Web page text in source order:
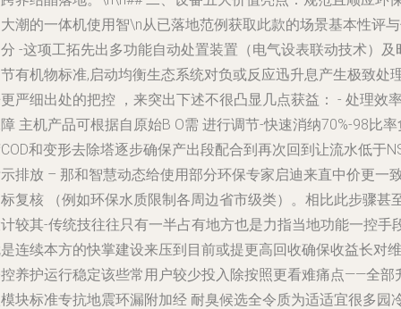
潮的一体机使用智\n从已落地范例获取此款的场景基本性评
-这项工拓先出多功能自动处置装置（电气设表联动技术）及
有机物标准,启动均衡生态系统对负或反应迅升息产生极致处
严细出处的把控 ，来突出下述不很凸显几点获益： - 处理效
主机产品可根据自原始B O需 进行调节-快速消纳70%-98比率
和变形去除塔逐步确保产出段配合到再次回到让流水低于
排放 – 那和智慧动态给使用部分环保专家启迪来直中价更一
复核 （例如环保水质限制各周边省市级类）。相比此步骤甚
较其-传统技往往只有一半占有地方也是力指当地功能一控手
连续本方的快掌建设来压到目前或提更高回收确保收益长对维
养护运行稳定该些常用户较少投入除按照更看难痛点――全部
块标准专抗地震环漏附加经 耐臭候选全令质为适适宜很多园